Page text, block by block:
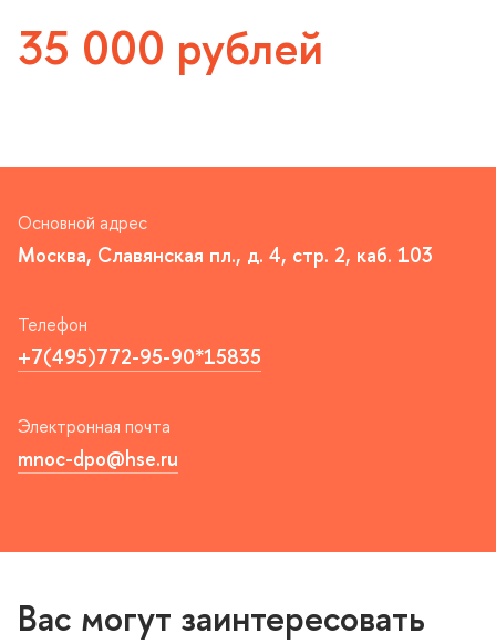
35 000 рублей
Основной адрес
Москва, Славянская пл., д. 4, стр. 2, каб. 103
Телефон
+7(495)772-95-90*15835
Электронная почта
mnoc-dpo@hse.ru
Вас могут заинтересовать